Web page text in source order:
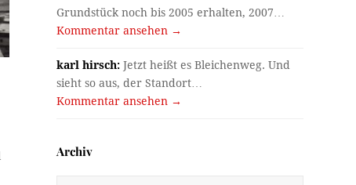
Grundstück noch bis 2005 erhalten, 2007…
Kommentar ansehen →
karl hirsch: Jetzt heißt es Bleichenweg. Und
sieht so aus, der Standort…
Kommentar ansehen →
Archiv